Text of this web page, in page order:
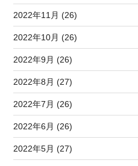
2022年11月 (26)
2022年10月 (26)
2022年9月 (26)
2022年8月 (27)
2022年7月 (26)
2022年6月 (26)
2022年5月 (27)